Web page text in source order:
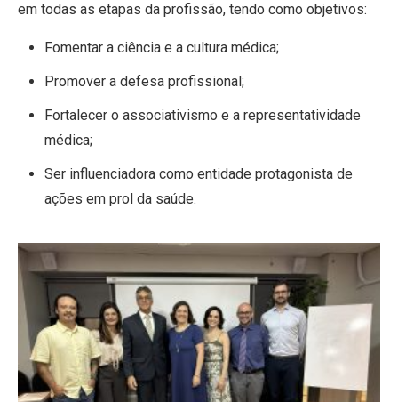
em todas as etapas da profissão, tendo como objetivos:
Fomentar a ciência e a cultura médica;
Promover a defesa profissional;
Fortalecer o associativismo e a representatividade
médica;
Ser influenciadora como entidade protagonista de
ações em prol da saúde.